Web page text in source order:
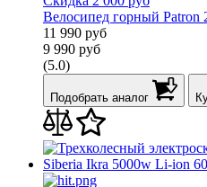
Велосипед горный Patron
11 990 руб
9 990 руб
(5.0)
Подобрать аналог